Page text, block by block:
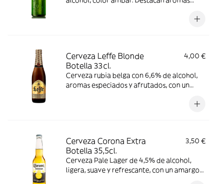
Cerveza Leffe Blonde
Botella 33cl.
4,00 €
Cerveza rubia belga con 6,6% de alcohol,
aromas especiados y afrutados, con un
Cerveza Corona Extra
Botella 35,5cl.
3,50 €
Cerveza Pale Lager de 4,5% de alcohol,
ligera, suave y refrescante, con un amargor